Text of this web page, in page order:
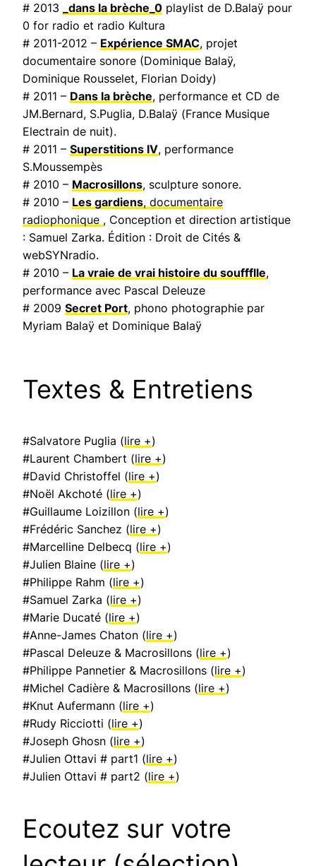
# 2013
_dans la brèche_0 playlist de D.Balaÿ pour
0 for radio et radio Kultura
# 2011-2012 – Expérience SMAC, projet
documentaire sonore (Dominique Balaÿ,
Dominique Rousselet, Florian Doidy)
# 2011 – Dans la brèche, performance et CD de
JM.Bernard, S.Puglia, D.Balaÿ (France Musique
Electrain de nuit).
# 2011 – Superstitions IV, performance
S.Moussempès
# 2010 – Macrosillons, sculpture sonore.
# 2010 – Les gardiens, documentaire
radiophonique , Conception et direction artistique
: Samuel Zarka. Édition : Droit de Cités &
webSYNradio.
# 2010 – La vraie de vrai histoire du souffflle,
performance avec Pascal Deleuze
# 2009 Secret Port, phono photographie par
Myriam Balaÿ et Dominique Balaÿ
Textes & Entretiens
#Salvatore Puglia (lire +)
#Laurent Chambert (lire +)
#David Christoffel (lire +)
#Noël Akchoté (lire +)
#Guillaume Loizillon (lire +)
#Frédéric Sanchez (lire +)
#Marcelline Delbecq (lire +)
#Julien Blaine (lire +)
#Philippe Rahm (lire +)
#Samuel Zarka (lire +)
#Marie Ducaté (lire +)
#Anne-James Chaton (lire +)
#Pascal Deleuze & Macrosillons (lire +)
#Philippe Pannetier & Macrosillons (lire +)
#Michel Cadière & Macrosillons (lire +)
#Knut Aufermann (lire +)
#Rudy Ricciotti (lire +)
#Joseph Ghosn (lire +)
#Julien Ottavi # part1 (lire +)
#Julien Ottavi # part2 (lire +)
Ecoutez sur votre